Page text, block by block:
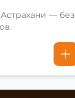
— без